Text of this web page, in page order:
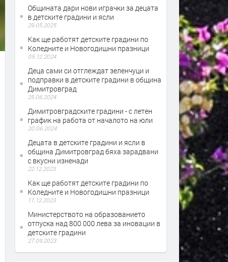
Общината дари нови играчки за децата
в детските градини и ясли
29.05.2025
Как ще работят детските градини по
Коледните и Новогодишни празници
05.12.2024
Деца сами си отглеждат зеленчуци и
подправки в детските градини в община
Димитровград
25.06.2024
Димитровградските градини - с летен
график на работа от началото на юли
20.06.2024
Децата в детските градини и ясли в
община Димитровград бяха зарадвани
с вкусни изненади
22.12.2023
Как ще работят детските градини по
Коледните и Новогодишни празници
11.12.2023
Министерството на образованието
отпуска над 800 000 лева за иновации в
детските градини
27.09.2023